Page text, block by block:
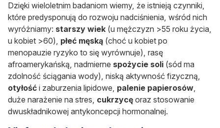
Dzięki wieloletnim badaniom wiemy, że istnieją czynniki,
które predysponują do rozwoju nadciśnienia, wśród nich
wyróżniamy: starszy wiek (u mężczyzn >55 roku życia,
u kobiet >60), płeć męską (choć u kobiet po
menopauzie ryzyko to się wyrównuje), rasę
afroamerykańską, nadmierne spożycie soli (sód ma
zdolność ściągania wody), niską aktywność fizyczną,
otyłość i zaburzenia lipidowe, palenie papierosów
duże narażenie na stres, cukrzycę oraz stosowanie
dwuskładnikowej antykoncepcji hormonalnej.